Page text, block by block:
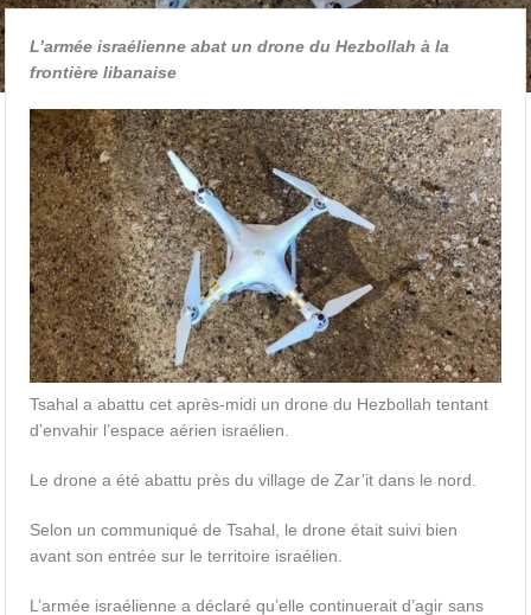
L’armée israélienne abat un drone du Hezbollah à la
frontière libanaise
Tsahal a abattu cet après-midi un drone du Hezbollah tentant
d’envahir l’espace aérien israélien.
Le drone a été abattu près du village de Zar’it dans le nord.
Selon un communiqué de Tsahal, le drone était suivi bien
avant son entrée sur le territoire israélien.
L’armée israélienne a déclaré qu’elle continuerait d’agir sans